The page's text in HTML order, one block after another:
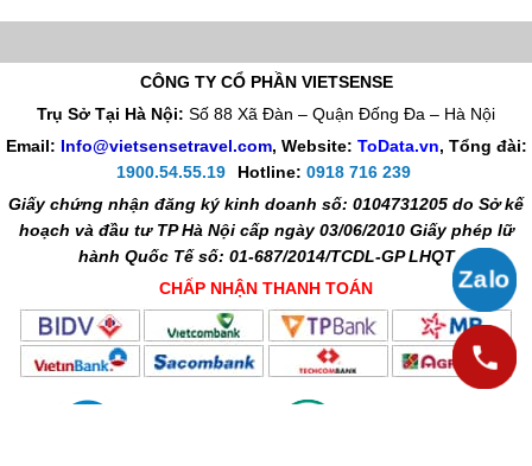
CÔNG TY CỔ PHẦN VIETSENSE
Trụ Sở Tại Hà Nội: Số 88 Xã Đàn – Quận Đống Đa – Hà Nội
Email: Info@vietsensetravel.com, Website: ToData.vn, Tổng đài:
1900.54.55.19
Hotline: 0918 716 239
Giấy chứng nhận đăng ký kinh doanh số: 0104731205 do Sở kế
hoạch và đầu tư TP Hà Nội cấp ngày 03/06/2010 Giấy phép lữ
hành Quốc Tế số: 01-687/2014/TCDL-GP LHQT
CHẤP NHẬN THANH TOÁN